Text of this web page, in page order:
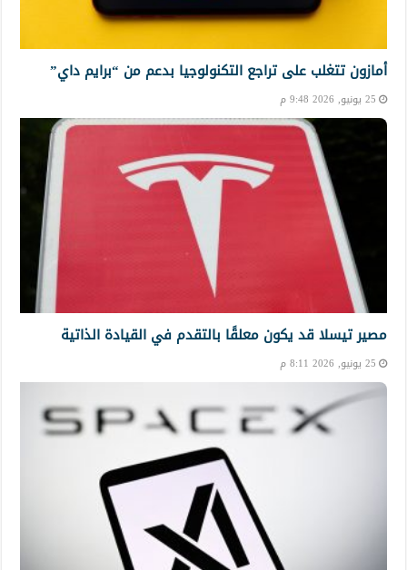
أمازون تتغلب على تراجع التكنولوجيا بدعم من “برايم داي”
25 يونيو, 2026 9:48 م
مصير تيسلا قد يكون معلقًا بالتقدم في القيادة الذاتية
25 يونيو, 2026 8:11 م